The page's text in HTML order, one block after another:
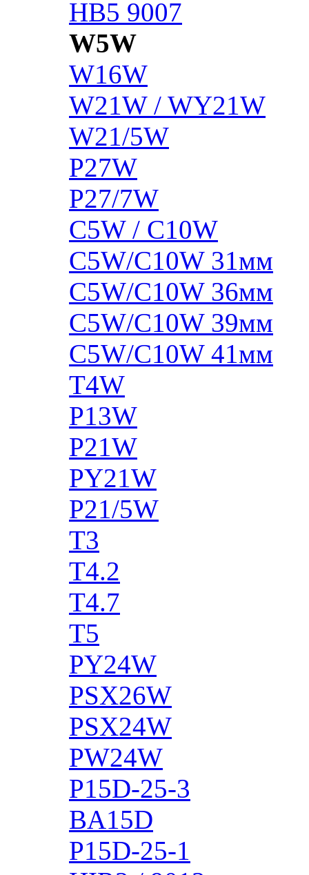
HB5 9007
W5W
W16W
W21W / WY21W
W21/5W
P27W
P27/7W
C5W / C10W
C5W/C10W 31мм
C5W/C10W 36мм
C5W/C10W 39мм
C5W/C10W 41мм
T4W
P13W
P21W
PY21W
P21/5W
T3
T4.2
T4.7
T5
PY24W
PSX26W
PSX24W
PW24W
P15D-25-3
BA15D
P15D-25-1